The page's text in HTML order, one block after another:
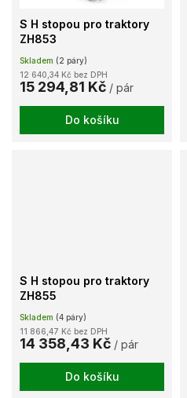
S H stopou pro traktory
ZH853
Skladem (2 páry)
12 640,34 Kč bez DPH
15 294,81 Kč / pár
Do košíku
S H stopou pro traktory
ZH855
Skladem (4 páry)
11 866,47 Kč bez DPH
14 358,43 Kč / pár
Do košíku